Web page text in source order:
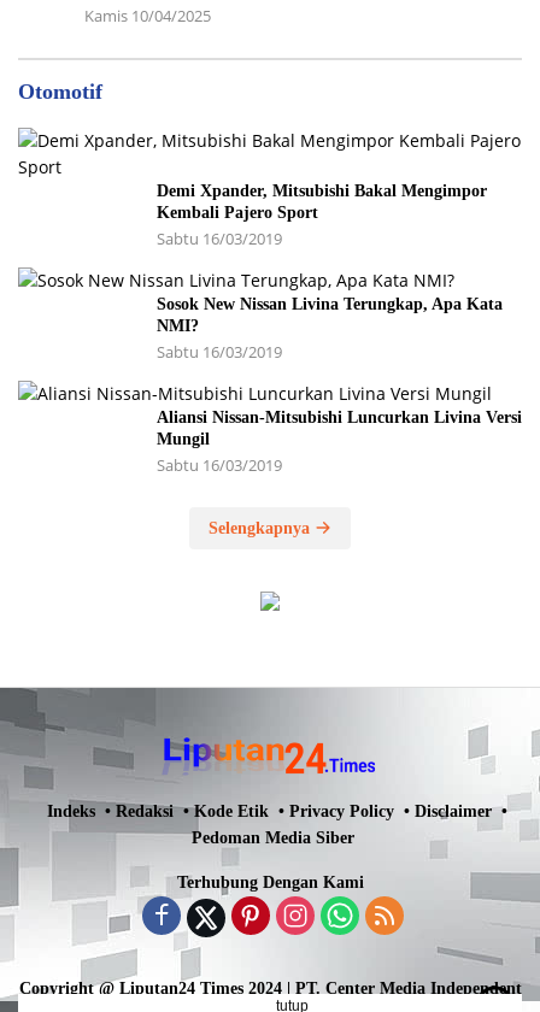
Kamis 10/04/2025
Otomotif
Demi Xpander, Mitsubishi Bakal Mengimpor
Kembali Pajero Sport
Sabtu 16/03/2019
Sosok New Nissan Livina Terungkap, Apa Kata
NMI?
Sabtu 16/03/2019
Aliansi Nissan-Mitsubishi Luncurkan Livina Versi
Mungil
Sabtu 16/03/2019
Selengkapnya
Indeks Redaksi Kode Etik Privacy Policy
Disclaimer
Pedoman Media Siber
Terhubung Dengan Kami
Copyright @ Liputan24 Times 2024 | PT. Center Media Independent
tutup